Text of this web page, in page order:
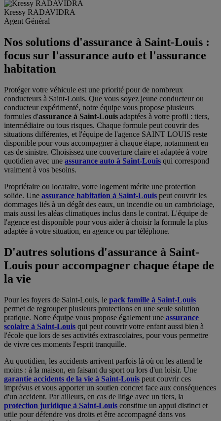
Kressy RADAVIDRA
Agent Général
Nos solutions d'assurance à Saint-Louis :
focus sur l'assurance auto et l'assurance
habitation
Protéger votre véhicule est une priorité pour de nombreux
conducteurs à Saint-Louis. Que vous soyez jeune conducteur ou
conducteur expérimenté, notre équipe vous propose plusieurs
formules d'assurance à Saint-Louis adaptées à votre profil : tiers,
intermédiaire ou tous risques. Chaque formule peut couvrir des
situations différentes, et l'équipe de l'agence SAINT LOUIS reste
disponible pour vous accompagner à chaque étape, notamment en
cas de sinistre. Choisissez une couverture claire et adaptée à votre
quotidien avec une assurance auto à Saint-Louis qui correspond
vraiment à vos besoins.
Propriétaire ou locataire, votre logement mérite une protection
solide. Une assurance habitation à Saint-Louis peut couvrir les
dommages liés à un dégât des eaux, un incendie ou un cambriolage,
mais aussi les aléas climatiques inclus dans le contrat. L'équipe de
l'agence est disponible pour vous aider à choisir la formule la plus
adaptée à votre situation, en agence ou par téléphone.
D'autres solutions d'assurance à Saint-
Louis pour accompagner chaque étape de
la vie
Pour les foyers de Saint-Louis, le pack famille à Saint-Louis
permet de regrouper plusieurs protections en une seule solution
pratique. Notre équipe vous propose également une assurance
scolaire à Saint-Louis qui peut couvrir votre enfant aussi bien à
l'école que lors de ses activités extrascolaires, pour vous permettre
de vivre ces moments l'esprit tranquille.
Au quotidien, les accidents arrivent parfois là où on les attend le
moins : à la maison, en faisant du sport ou lors d'un loisir. Une
garantie accidents de la vie à Saint-Louis peut couvrir ces
imprévus et vous apporter un soutien concret face aux conséquences
d'un accident. Par ailleurs, en cas de litige avec un tiers, la
protection juridique à Saint-Louis constitue un appui distinct et
utile pour défendre vos droits et être accompagné dans vos